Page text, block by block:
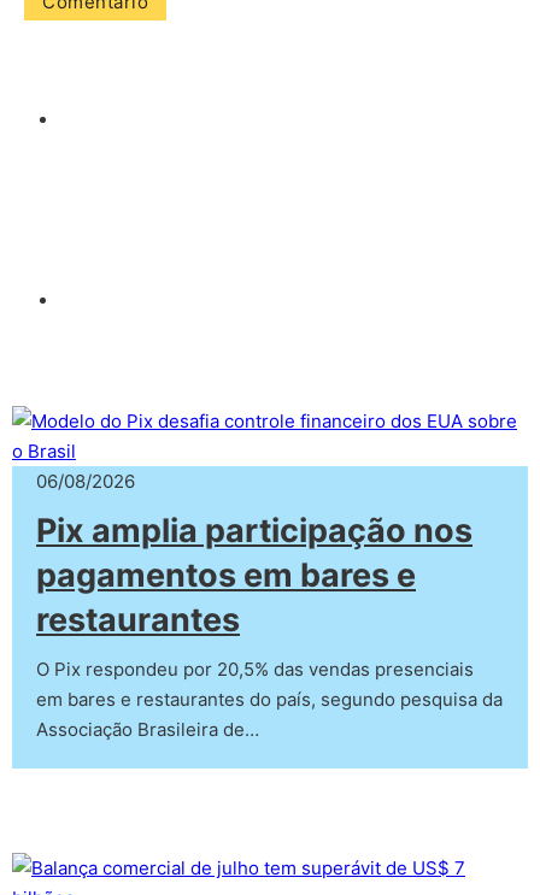
06/08/2026
Pix amplia participação nos
pagamentos em bares e
restaurantes
O Pix respondeu por 20,5% das vendas presenciais
em bares e restaurantes do país, segundo pesquisa da
Associação Brasileira de…